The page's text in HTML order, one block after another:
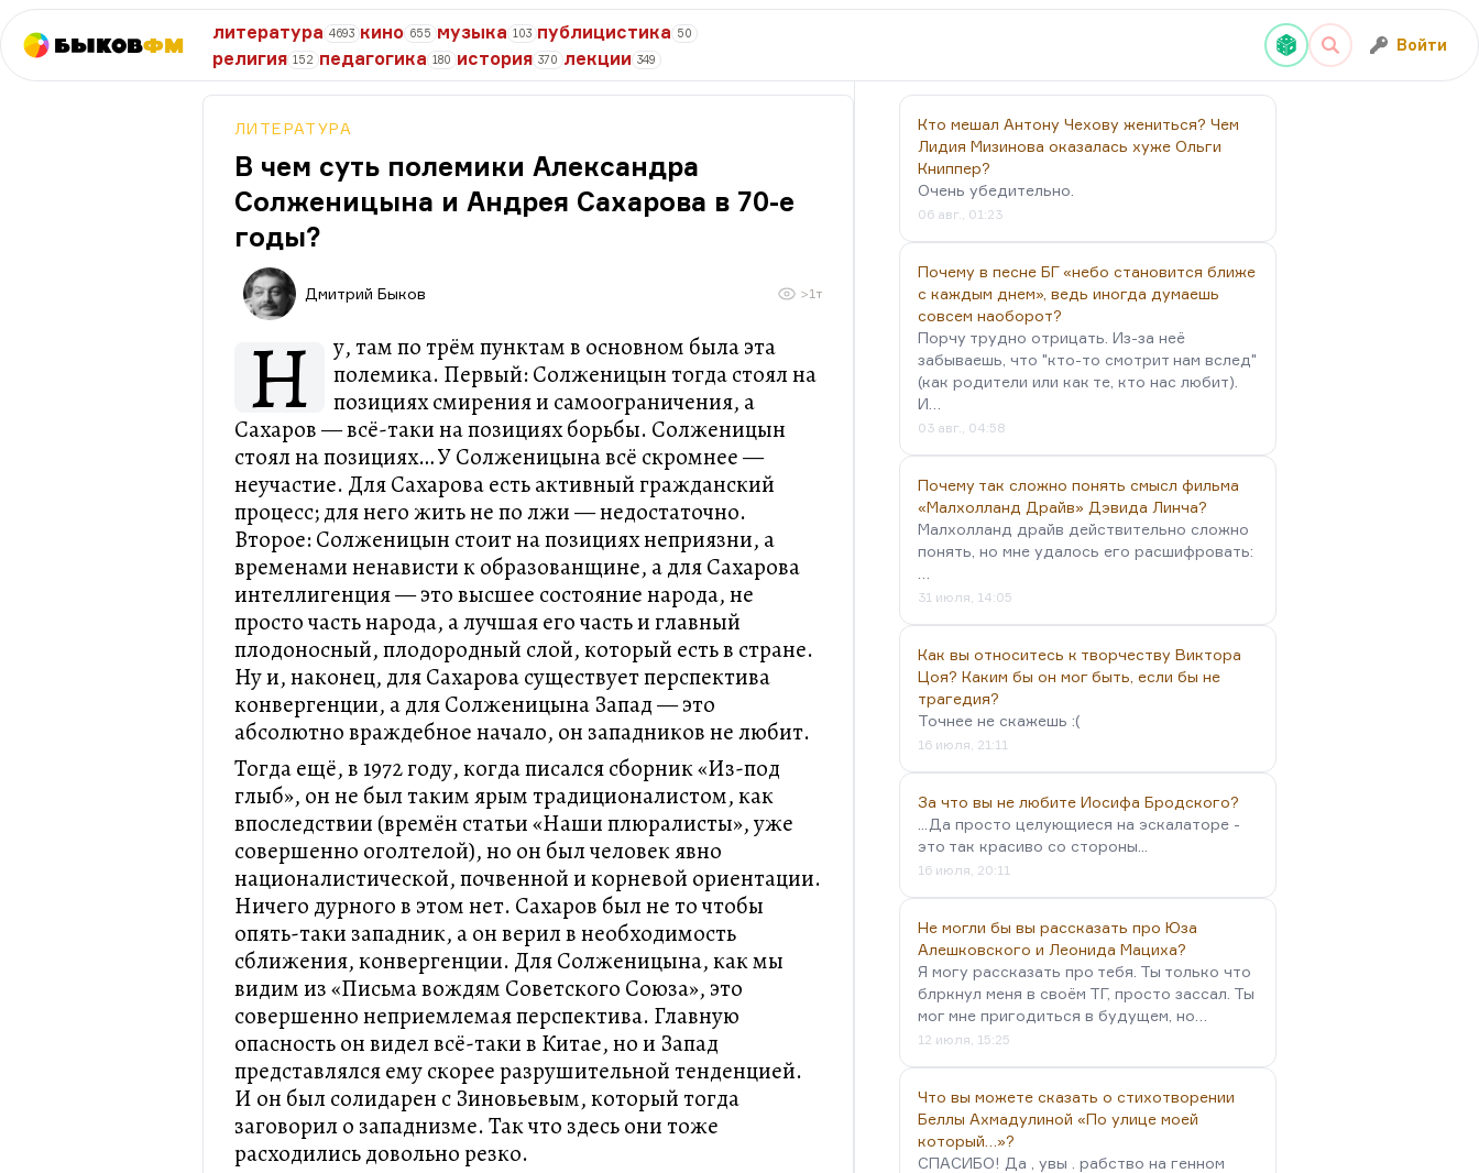
БыковФМ
литература 4693 кино 655 музыка 103 публицистика 50
религия 152 педагогика 180 история 370 лекции 349
Войти
ЛИТЕРАТУРА
В чем суть полемики Александра
Солженицына и Андрея Сахарова в 70-е
годы?
Дмитрий Быков >1т
Н
у, там по трём пунктам в основном была эта
полемика. Первый: Солженицын тогда стоял на
позициях смирения и самоограничения, а
Сахаров — всё-таки на позициях борьбы. Солженицын
стоял на позициях… У Солженицына всё скромнее —
неучастие. Для Сахарова есть активный гражданский
процесс; для него жить не по лжи — недостаточно.
Второе: Солженицын стоит на позициях неприязни, а
временами ненависти к образованщине, а для Сахарова
интеллигенция — это высшее состояние народа, не
просто часть народа, а лучшая его часть и главный
плодоносный, плодородный слой, который есть в стране.
Ну и, наконец, для Сахарова существует перспектива
конвергенции, а для Солженицына Запад — это
абсолютно враждебное начало, он западников не любит.
Тогда ещё, в 1972 году, когда писался сборник «Из-под
глыб», он не был таким ярым традиционалистом, как
впоследствии (времён статьи «Наши плюралисты», уже
совершенно оголтелой), но он был человек явно
националистической, почвенной и корневой ориентации.
Ничего дурного в этом нет. Сахаров был не то чтобы
опять-таки западник, а он верил в необходимость
сближения, конвергенции. Для Солженицына, как мы
видим из «Письма вождям Советского Союза», это
совершенно неприемлемая перспектива. Главную
опасность он видел всё-таки в Китае, но и Запад
представлялся ему скорее разрушительной тенденцией.
И он был солидарен с Зиновьевым, который тогда
заговорил о западнизме. Так что здесь они тоже
расходились довольно резко.
Кто мешал Антону Чехову жениться? Чем
Лидия Мизинова оказалась хуже Ольги
Книппер?
Очень убедительно.
06 авг., 01:23
Почему в песне БГ «небо становится ближе
с каждым днем», ведь иногда думаешь
совсем наоборот?
Порчу трудно отрицать. Из-за неё
забываешь, что "кто-то смотрит нам вслед"
(как родители или как те, кто нас любит).
И…
03 авг., 04:58
Почему так сложно понять смысл фильма
«Малхолланд Драйв» Дэвида Линча?
Малхолланд драйв действительно сложно
понять, но мне удалось его расшифровать:
31 июля, 14:05
Как вы относитесь к творчеству Виктора
Цоя? Каким бы он мог быть, если бы не
трагедия?
Точнее не скажешь :(
16 июля, 21:11
За что вы не любите Иосифа Бродского?
...Да просто целующиеся на эскалаторе -
это так красиво со стороны...
16 июля, 20:11
Не могли бы вы рассказать про Юза
Алешковского и Леонида Мациха?
Я могу рассказать про тебя. Ты только что
блркнул меня в своём ТГ, просто зассал. Ты
мог мне пригодиться в будущем, но…
12 июля, 15:25
Что вы можете сказать о стихотворении
Беллы Ахмадулиной «По улице моей
который…»?
СПАСИБО! Да , увы . рабство на генном